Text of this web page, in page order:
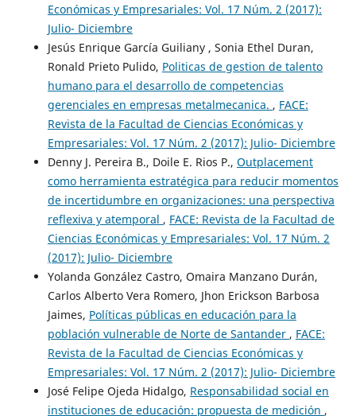
Económicas y Empresariales: Vol. 17 Núm. 2 (2017):
Julio- Diciembre
Jesús Enrique García Guiliany , Sonia Ethel Duran,
Ronald Prieto Pulido, Politicas de gestion de talento
humano para el desarrollo de competencias
gerenciales en empresas metalmecanica. , FACE:
Revista de la Facultad de Ciencias Económicas y
Empresariales: Vol. 17 Núm. 2 (2017): Julio- Diciembre
Denny J. Pereira B., Doile E. Rios P., Outplacement
como herramienta estratégica para reducir momentos
de incertidumbre en organizaciones: una perspectiva
reflexiva y atemporal , FACE: Revista de la Facultad de
Ciencias Económicas y Empresariales: Vol. 17 Núm. 2
(2017): Julio- Diciembre
Yolanda González Castro, Omaira Manzano Durán,
Carlos Alberto Vera Romero, Jhon Erickson Barbosa
Jaimes, Políticas públicas en educación para la
población vulnerable de Norte de Santander , FACE:
Revista de la Facultad de Ciencias Económicas y
Empresariales: Vol. 17 Núm. 2 (2017): Julio- Diciembre
José Felipe Ojeda Hidalgo, Responsabilidad social en
instituciones de educación: propuesta de medición ,